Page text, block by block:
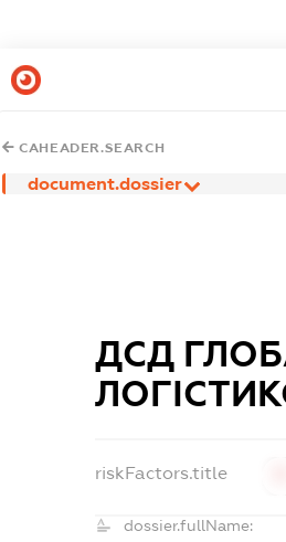
CAHEADER.SEARCH
document.dossier
ДСД
riskFactors.title
dossier.fullName: